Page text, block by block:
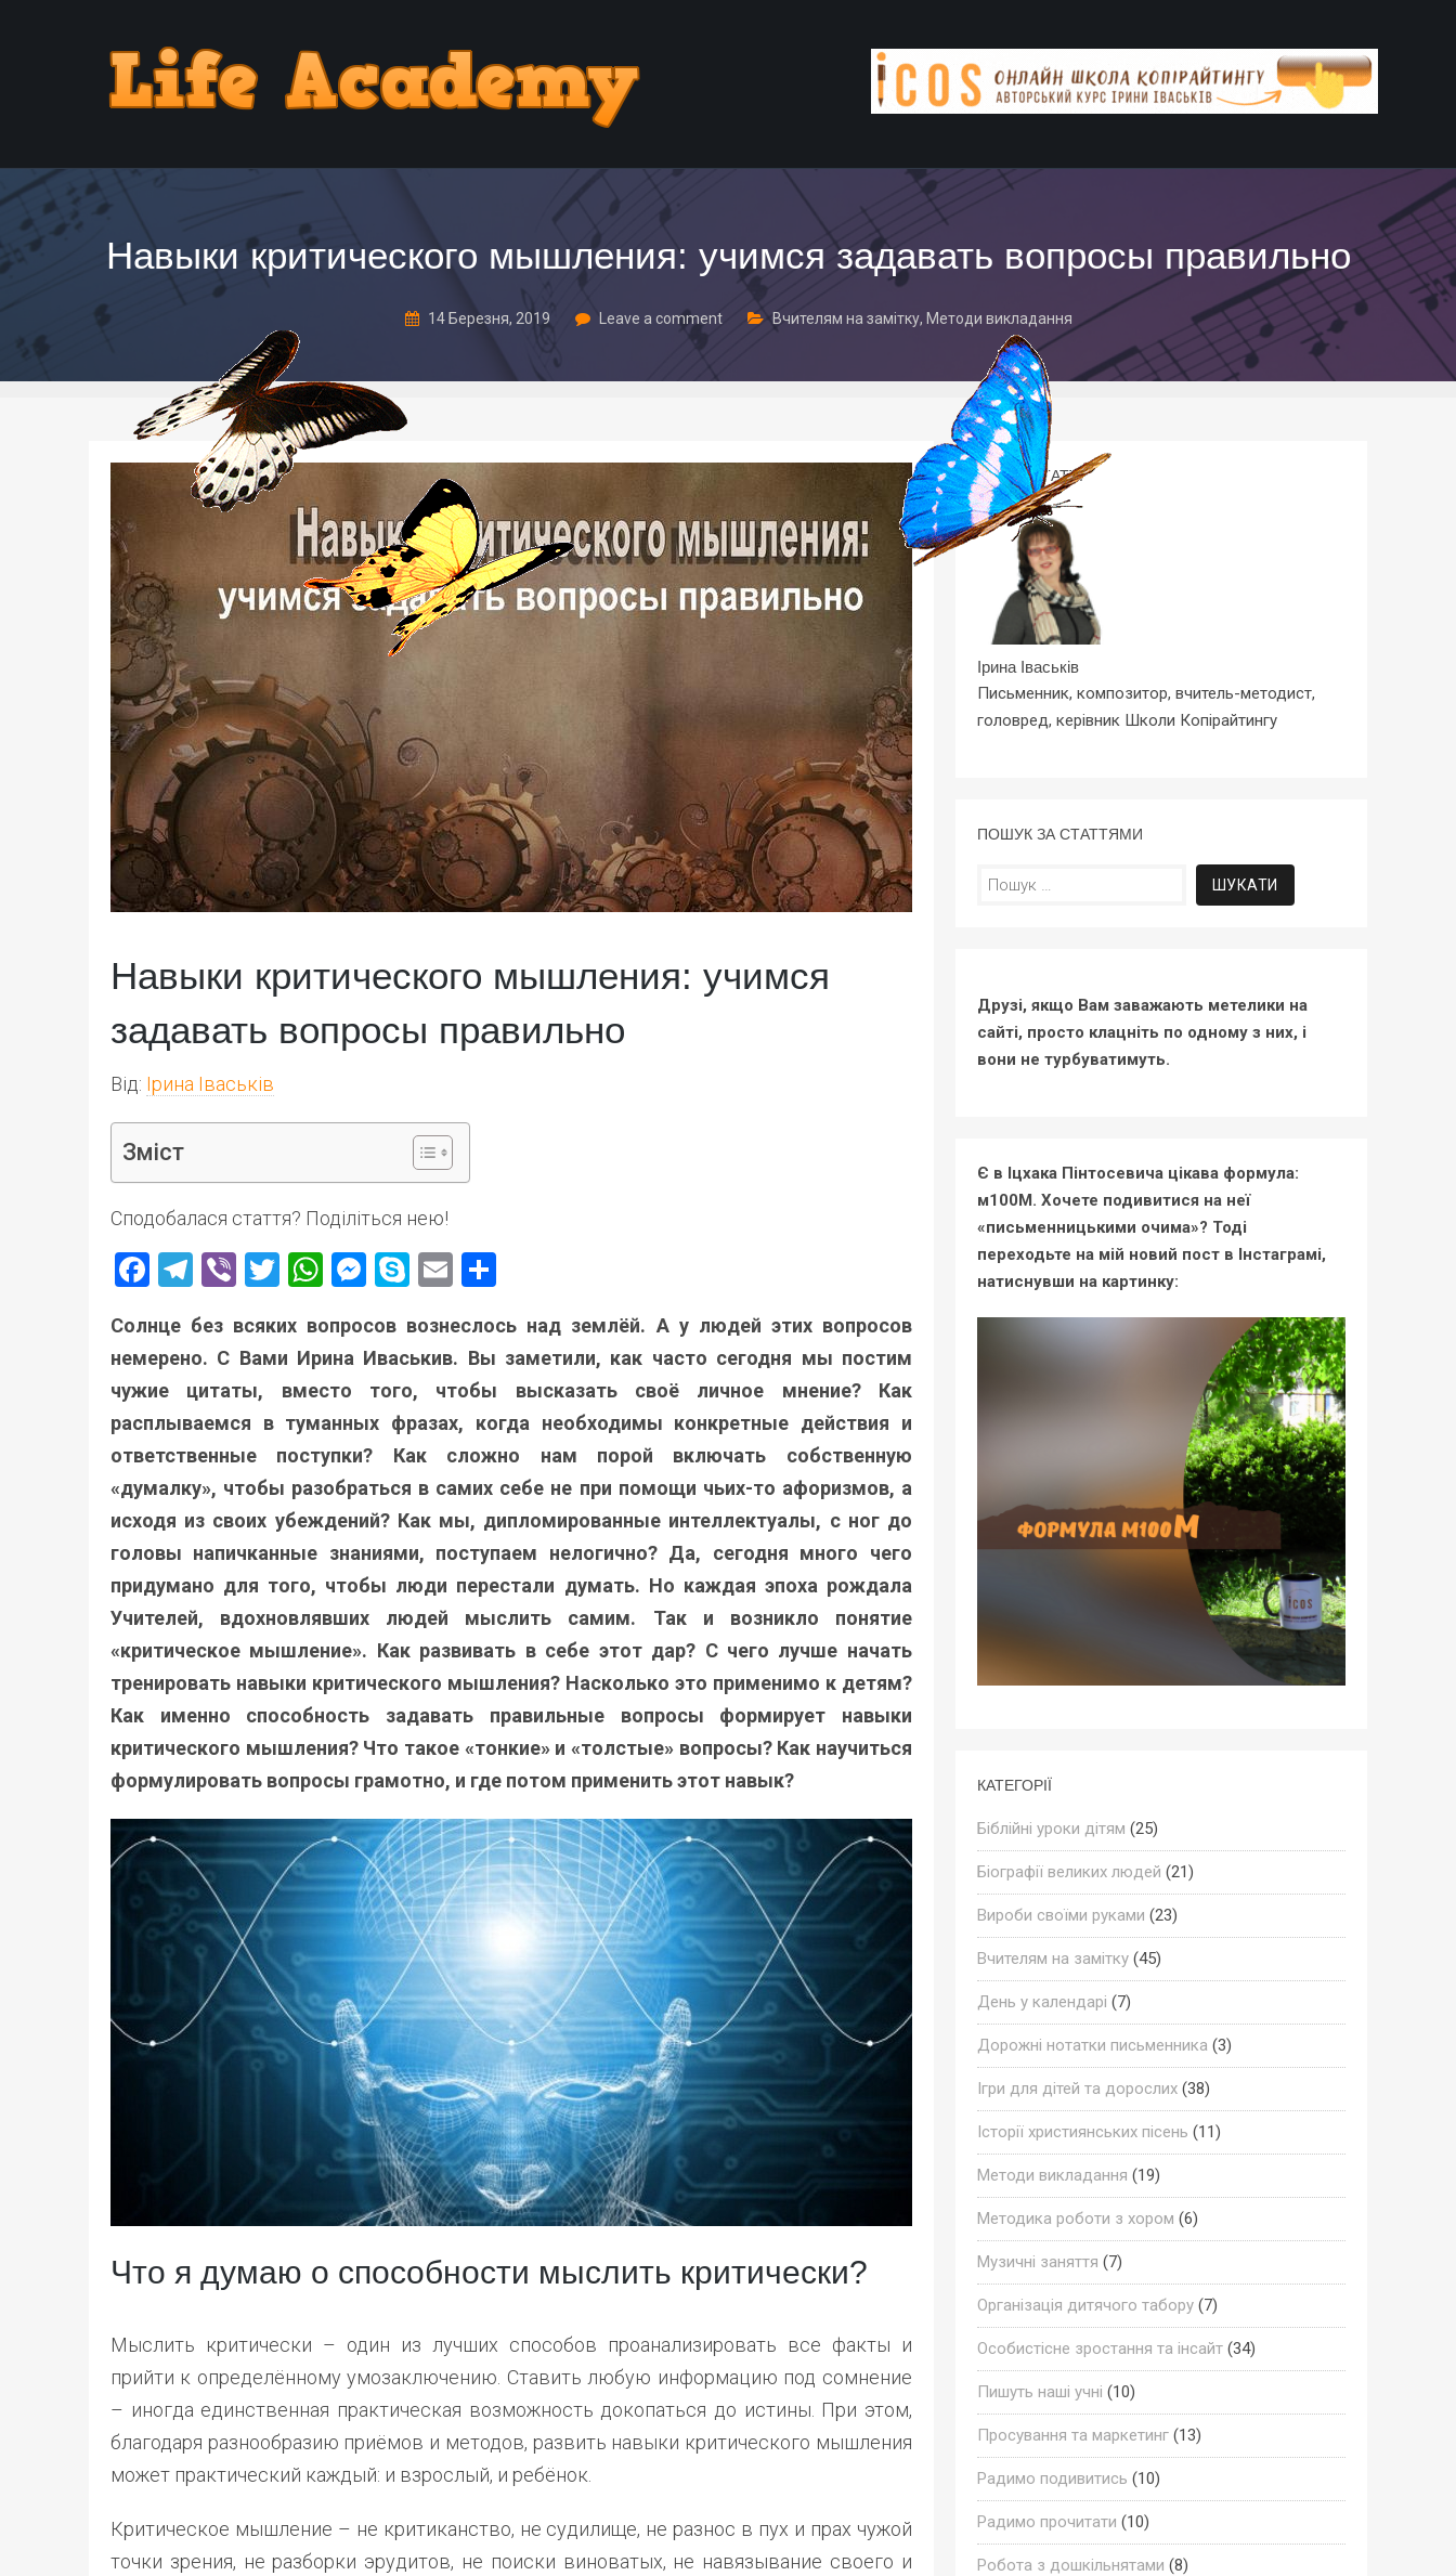
Навыки критического мышления: учимся задавать вопросы правильно
14 Березня, 2019 Leave a comment Вчителям на замітку, Методи викладання
Навыки критического мышления: учимся
задавать вопросы правильно
Від: Ірина Іваськів
Зміст
Сподобалася стаття? Поділіться нею!
Facebook
Telegram
ViberTwitter
WhatsApp
Messenger
Skype
Email
Солнце без всяких вопросов вознеслось над землёй. А у людей этих вопросов
немерено. С Вами Ирина Иваськив. Вы заметили, как часто сегодня мы постим
чужие цитаты, вместо того, чтобы высказать своё личное мнение? Как
расплываемся в туманных фразах, когда необходимы конкретные действия и
ответственные поступки? Как сложно нам порой включать собственную
«думалку», чтобы разобраться в самих себе не при помощи чьих-то афоризмов, а
исходя из своих убеждений? Как мы, дипломированные интеллектуалы, с ног до
головы напичканные знаниями, поступаем нелогично? Да, сегодня много чего
придумано для того, чтобы люди перестали думать. Но каждая эпоха рождала
Учителей, вдохновлявших людей мыслить самим. Так и возникло понятие
«критическое мышление». Как развивать в себе этот дар? С чего лучше начать
тренировать навыки критического мышления? Насколько это применимо к детям?
Как именно способность задавать правильные вопросы формирует навыки
критического мышления? Что такое «тонкие» и «толстые» вопросы? Как научиться
формулировать вопросы грамотно, и где потом применить этот навык?
Что я думаю о способности мыслить критически?
Мыслить критически – один из лучших способов проанализировать все факты и
прийти к определённому умозаключению. Ставить любую информацию под сомнение
– иногда единственная практическая возможность докопаться до истины. При этом,
благодаря разнообразию приёмов и методов, развить навыки критического мышления
может практический каждый: и взрослый, и ребёнок.
Критическое мышление – не критиканство, не судилище, не разнос в пух и прах чужой
точки зрения, не разборки эрудитов, не поиски виноватых, не навязывание своего и
АВТОР СТАТТІ
Ірина Іваськів
Письменник, композитор, вчитель-методист,
головред, керівник Школи Копірайтингу
ПОШУК ЗА СТАТТЯМИ
Пошук:
Друзі, якщо Вам заважають метелики на
сайті, просто клацніть по одному з них, і
вони не турбуватимуть.
Є в Іцхака Пінтосевича цікава формула:
м100М. Хочете подивитися на неї
«письменницькими очима»? Тоді
переходьте на мій новий пост в Інстаграмі,
натиснувши на картинку:
КАТЕГОРІЇ
Біблійні уроки дітям (25)
Біографії великих людей (21)
Вироби своїми руками (23)
Вчителям на замітку(45)
День у календарі (7)
Дорожні нотатки письменника (3)
Ігри для дітей та дорослих(38)
Історії християнських пісень (11)
Методи викладання (19)
Методика роботи з хором (6)
Музичні заняття (7)
Організація дитячого табору(7)
Особистісне зростання та інсайт(34)
Пишуть наші учні (10)
Просування та маркетинг(13)
Радимо подивитись (10)
Радимо прочитати (10)
Робота з дошкільнятами (8)